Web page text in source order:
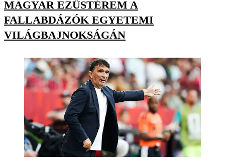
MAGYAR EZÜSTÉREM A
FALLABDÁZÓK EGYETEMI
VILÁGBAJNOKSÁGÁN